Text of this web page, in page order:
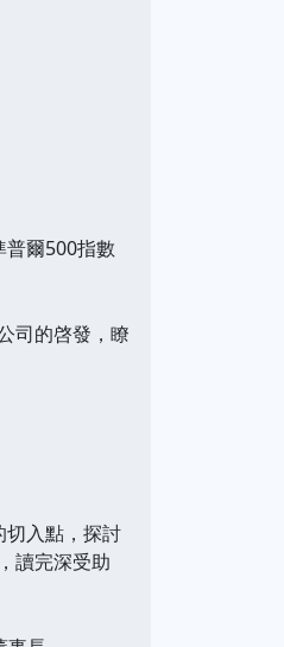
爾500指數
司的啓發，瞭
入點，探討
讀完深受助